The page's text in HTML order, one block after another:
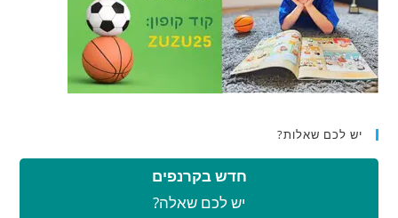
יש לכם שאלות?
חדש בקרנפים
יש לכם שאלה?